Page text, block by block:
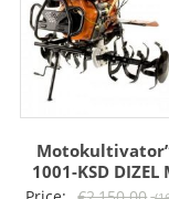
1001-KSD DIZEL